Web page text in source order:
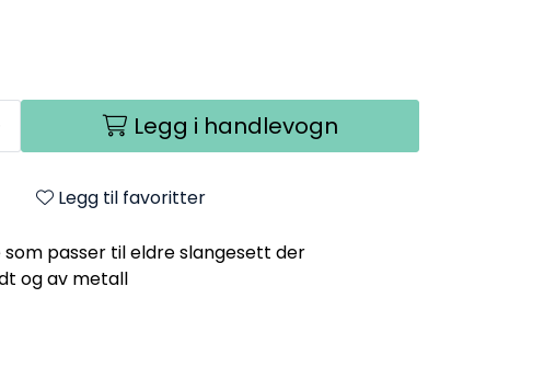
Legg i handlevogn
Legg til favoritter
passer til eldre slangesett der
og av metall